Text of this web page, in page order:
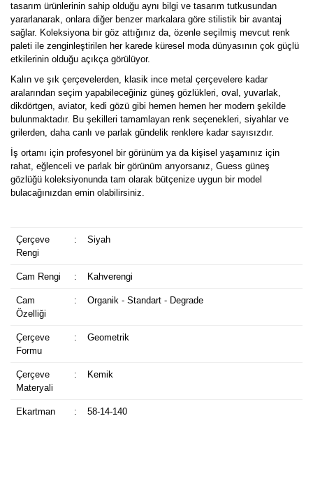
tasarım ürünlerinin sahip olduğu aynı bilgi ve tasarım tutkusundan
yararlanarak, onlara diğer benzer markalara göre stilistik bir avantaj
sağlar. Koleksiyona bir göz attığınız da, özenle seçilmiş mevcut renk
paleti ile zenginleştirilen her karede küresel moda dünyasının çok güçlü
etkilerinin olduğu açıkça görülüyor.
Kalın ve şık çerçevelerden, klasik ince metal çerçevelere kadar
aralarından seçim yapabileceğiniz güneş gözlükleri, oval, yuvarlak,
dikdörtgen, aviator, kedi gözü gibi hemen hemen her modern şekilde
bulunmaktadır. Bu şekilleri tamamlayan renk seçenekleri, siyahlar ve
grilerden, daha canlı ve parlak gündelik renklere kadar sayısızdır.
İş ortamı için profesyonel bir görünüm ya da kişisel yaşamınız için
rahat, eğlenceli ve parlak bir görünüm arıyorsanız, Guess güneş
gözlüğü koleksiyonunda tam olarak bütçenize uygun bir model
bulacağınızdan emin olabilirsiniz.
Çerçeve
Rengi
: Siyah
Cam Rengi : Kahverengi
Cam
Özelliği
: Organik - Standart - Degrade
Çerçeve
Formu
: Geometrik
Çerçeve
Materyali
: Kemik
Ekartman : 58-14-140